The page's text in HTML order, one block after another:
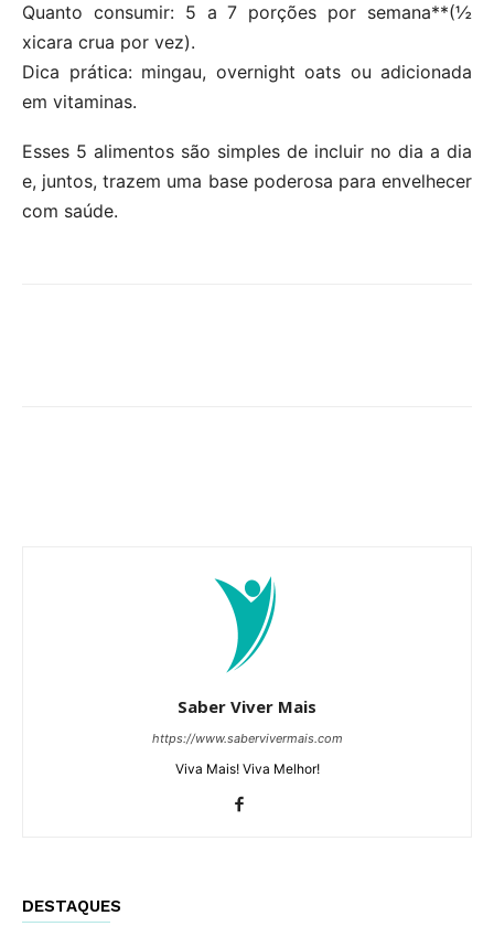
Quanto consumir: 5 a 7 porções por semana**(½
xicara crua por vez).
Dica prática: mingau, overnight oats ou adicionada
em vitaminas.
Esses 5 alimentos são simples de incluir no dia a dia
e, juntos, trazem uma base poderosa para envelhecer
com saúde.
Saber Viver Mais
https://www.sabervivermais.com
Viva Mais! Viva Melhor!
DESTAQUES